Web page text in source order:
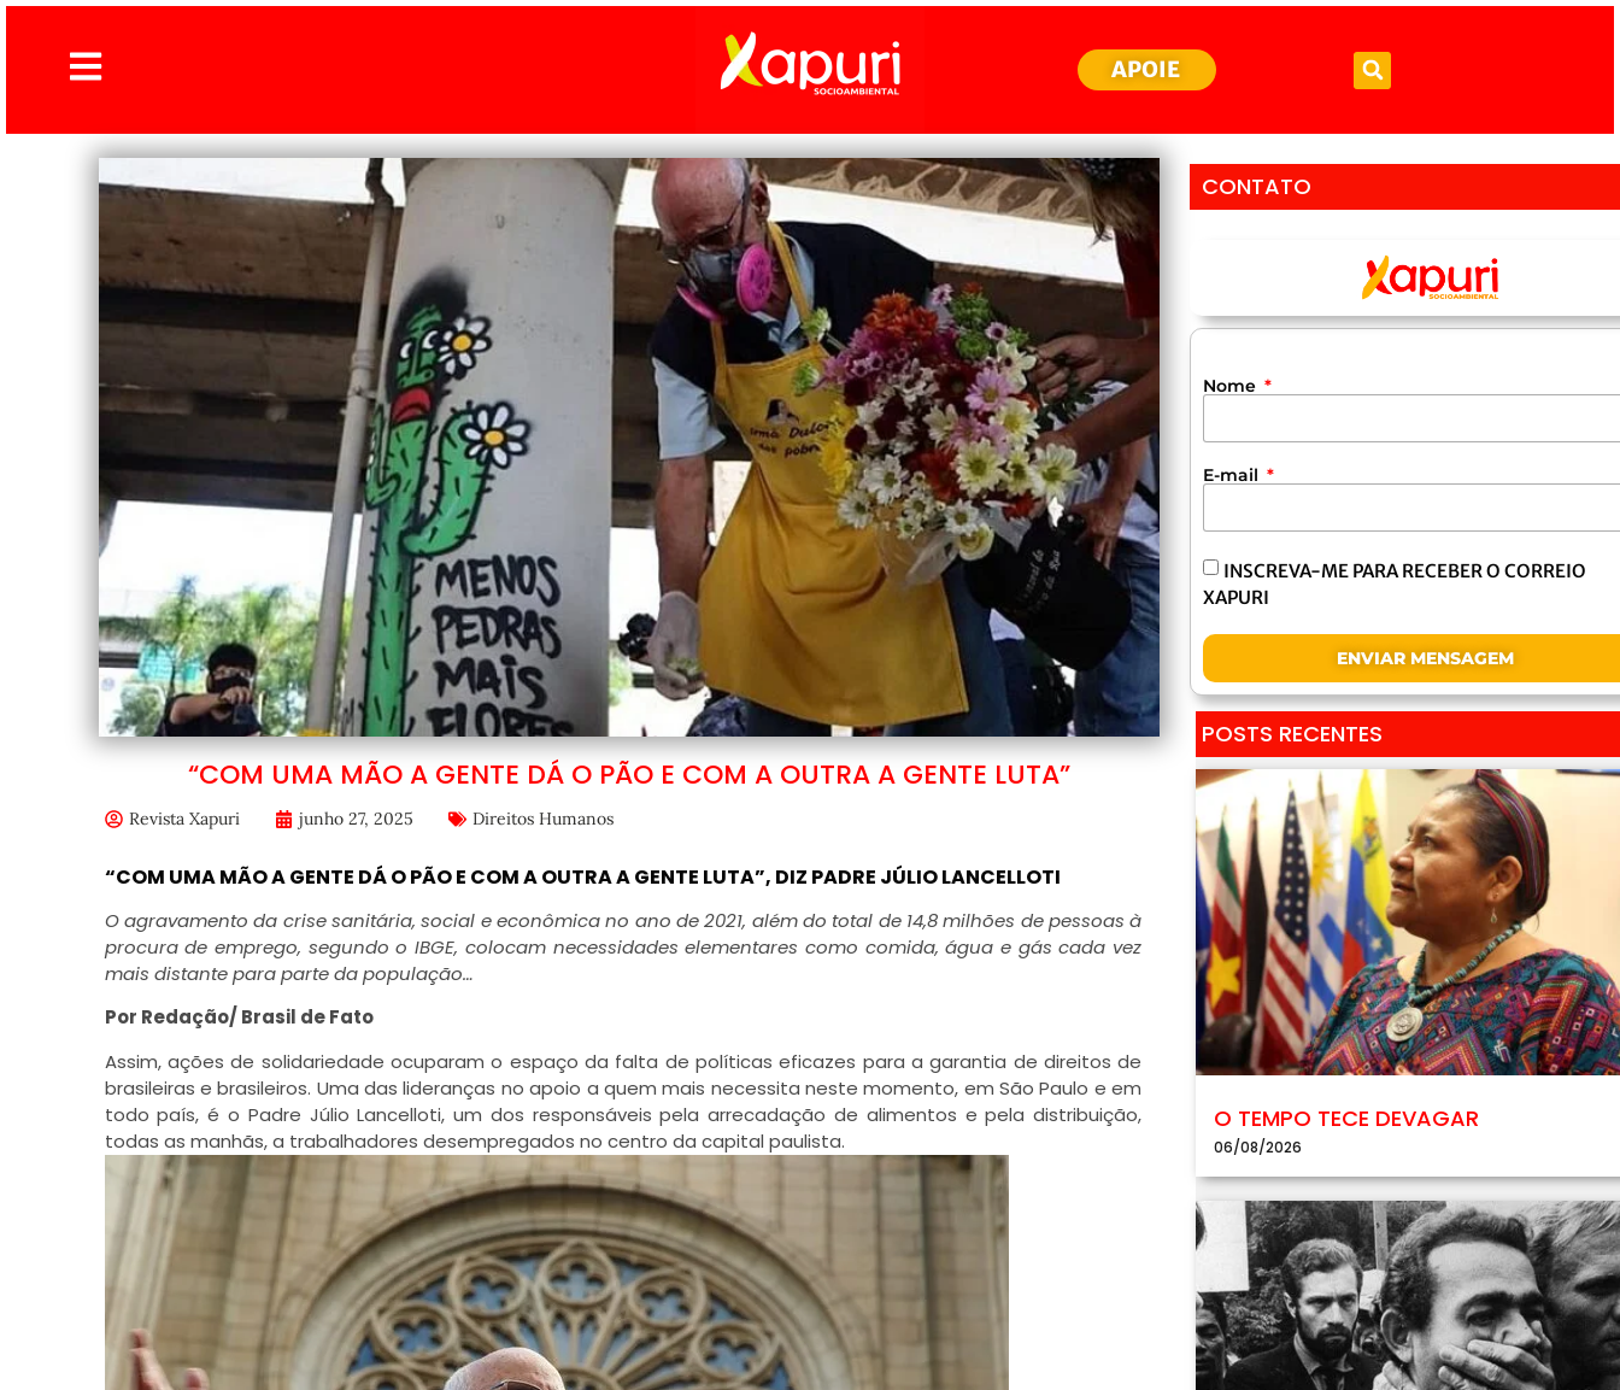
APOIE
“COM UMA MÃO A GENTE DÁ O PÃO E COM A OUTRA A GENTE LUTA”
Revista Xapuri junho 27, 2025 Direitos Humanos
“COM UMA MÃO A GENTE DÁ O PÃO E COM A OUTRA A GENTE LUTA”, DIZ PADRE JÚLIO LANCELLOTI
O agravamento da crise sanitária, social e econômica no ano de 2021, além do total de 14,8 milhões de pessoas à
procura de emprego, segundo o IBGE, colocam necessidades elementares como comida, água e gás cada vez
mais distante para parte da população…
Por Redação/ Brasil de Fato
Assim, ações de solidariedade ocuparam o espaço da falta de políticas eficazes para a garantia de direitos de
brasileiras e brasileiros. Uma das lideranças no apoio a quem mais necessita neste momento, em São Paulo e em
todo país, é o Padre Júlio Lancelloti, um dos responsáveis pela arrecadação de alimentos e pela distribuição,
todas as manhãs, a trabalhadores desempregados no centro da capital paulista.
CONTATO
Nome
E-mail
INSCREVA-ME PARA RECEBER O CORREIO
XAPURI
ENVIAR MENSAGEM
POSTS RECENTES
O TEMPO TECE DEVAGAR
06/08/2026